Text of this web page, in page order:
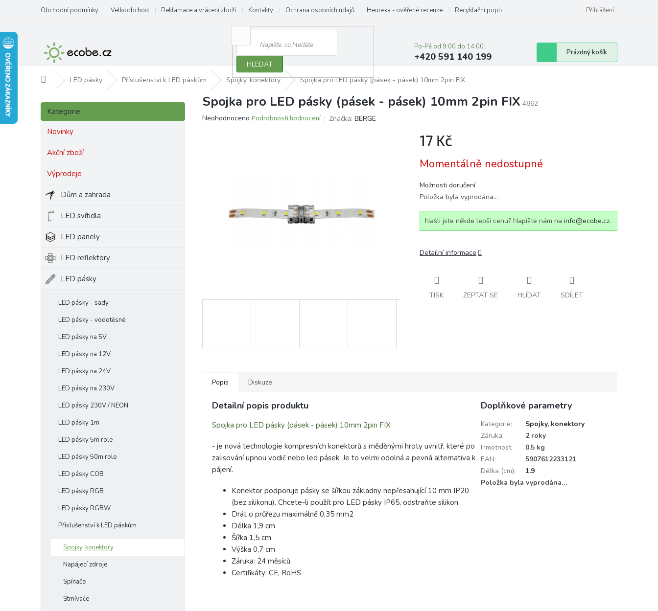
obsah
Obchodní podmínky Velkoobchod Reklamace a vrácení zboží Kontakty Ochrana osobních údajů Heureka - ověřené recenze Recyklační poplatky Přihlášení
HLEDAT
Po-Pá od 9:00 do 14:00:
+420 591 140 199
Nákupní
košík
Prázdný košík
Domů LED pásky Příslušenství k LED páskům Spojky, konektory Spojka pro LED pásky (pásek - pásek) 10mm 2pin FIX
P
s
p
Přeskočit
kategorie
Kategorie
Novinky
Akční zboží
Výprodeje
Dům a zahrada
LED svítidla
LED panely
LED reflektory
LED pásky
LED pásky - sady
LED pásky - vodotěsné
LED pásky na 5V
LED pásky na 12V
LED pásky na 24V
LED pásky na 230V
LED pásky 230V / NEON
LED pásky 1m
LED pásky 5m role
LED pásky 50m role
LED pásky COB
LED pásky RGB
LED pásky RGBW
Příslušenství k LED páskům
Spojky, konektory
Napájecí zdroje
Spínače
Stmívače
Spojka pro LED pásky (pásek - pásek) 10mm 2pin FIX 4862
Průměrné
Neohodnoceno Podrobnosti hodnocení Značka: BERGE
17 Kč
cena:
Momentálně nedostupné
Možnosti doručení
Položka byla vyprodána…
Našli jste někde lepší cenu? Napište nám na info@ecobe.cz.
Detailní informace
TISK ZEPTAT SE HLÍDAT SDÍLET
Popis Diskuze
Detailní popis produktu
Spojka pro LED pásky (pásek - pásek) 10mm 2pin FIX
- je nová technologie kompresních konektorů s měděnými hroty uvnitř, které po
zalisování upnou vodič nebo led pásek. Je to velmi odolná a pevná alternativa k
pájení.
Konektor podporuje pásky se šířkou základny nepřesahující 10 mm IP20
(bez silikonu). Chcete-li použít pro LED pásky IP65, odstraňte silikon.
Drát o průřezu maximálně 0,35 mm2
Délka 1,9 cm
Šířka 1,5 cm
Výška 0,7 cm
Záruka: 24 měsíců
Certifikáty: CE, RoHS
Doplňkové parametry
Kategorie:
Spojky, konektory
Záruka:
2 roky
Hmotnost:
0.5 kg
EAN:
5907612233121
Délka (cm):
1.9
Položka byla vyprodána…